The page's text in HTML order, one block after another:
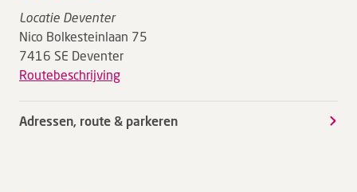
Locatie Deventer
Nico Bolkesteinlaan 75
7416 SE Deventer
Routebeschrijving
Adressen, route & parkeren